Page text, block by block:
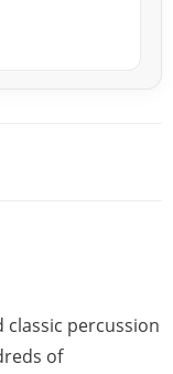
classic percussion
of